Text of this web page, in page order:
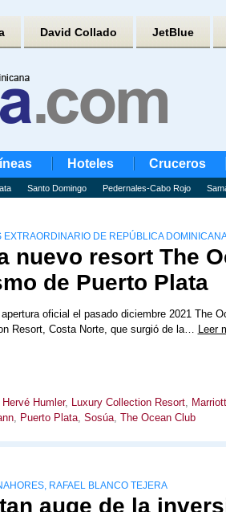
David Collado JetBlue
Hoteles Cruceros
Santo Domingo Pedernales-Cabo Rojo
DE REPÚBLICA
nuevo resort The
de Puerto Plata
oficial el pasado diciembre 2021 The
Resort, Costa Norte, que surgió de la… Leer
Hervé Humler, Luxury Collection Resort,
, Puerto Plata, Sosúa, The Ocean Club
RAFAEL BLANCO TEJERA
auge de la